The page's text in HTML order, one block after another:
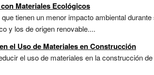
Materiales Ecológicos
tienen un menor impacto ambiental
y los de origen renovable....
el Uso de Materiales en Construcción
el uso de materiales en la construcción